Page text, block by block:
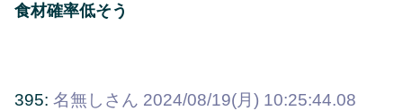
食材確率低そう
395: 名無しさん 2024/08/19(月) 10:25:44.08